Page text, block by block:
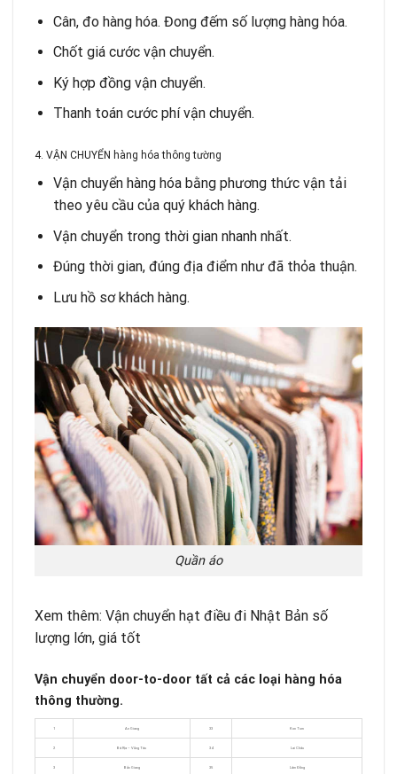
Cân, đo hàng hóa. Đong đếm số lượng hàng hóa.
Chốt giá cước vận chuyển.
Ký hợp đồng vận chuyển.
Thanh toán cước phí vận chuyển.
4. VẬN CHUYỂN hàng hóa thông tường
Vận chuyển hàng hóa bằng phương thức vận tải
theo yêu cầu của quý khách hàng.
Vận chuyển trong thời gian nhanh nhất.
Đúng thời gian, đúng địa điểm như đã thỏa thuận.
Lưu hồ sơ khách hàng.
Quần áo
Xem thêm: Vận chuyển hạt điều đi Nhật Bản số
lượng lớn, giá tốt
Vận chuyển door-to-door tất cả các loại hàng hóa
thông thường.
1 An Giang 33 Kon Tum
2 Bà Rịa – Vũng Tàu 34 Lai Châu
3 Bắc Giang 35 Lâm Đồng